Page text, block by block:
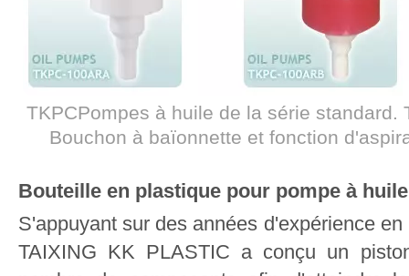
TKPCPompes à huile de la série standard.
Bouchon à baïonnette et fonction
Bouteille en plastique pour pompe à
S'appuyant sur des années d'expérience
TAIXING KK PLASTIC a conçu un